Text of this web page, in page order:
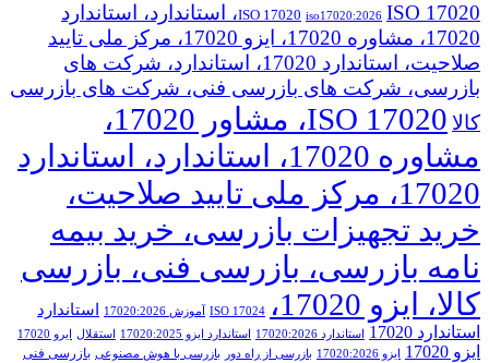
ISO 17020 iso17020:2026
ISO 17020، استاندارد، استاندارد
17020، مشاوره 17020، ایزو 17020، مرکز ملی تایید
صلاحیت، استاندارد 17020، استاندارد، شرکت های
بازرسی، شرکت های بازرسی فنی، شرکت های بازرسی
کالا
ISO 17020، مشاور 17020،
مشاوره 17020، استاندارد، استاندارد
17020، مرکز ملی تایید صلاحیت،
خرید تجهیزات بازرسی، خرید بیمه
نامه بازرسی، بازرسی فنی، بازرسی
کالا، ایزو 17020،
ISO 17024 آموزش 17020:2026 استاندارد
استاندارد 17020 استاندارد 17020:2026 استاندارد ایزو 17020:2025 استقلال ایرو 17020
ایزو 17020 ایزو 17020:2026 بازرسی از راه دور بازرسی با هوش مصنوعی بازرسی فنی